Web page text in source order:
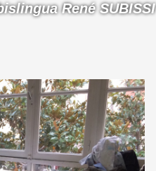
René SUBISSI